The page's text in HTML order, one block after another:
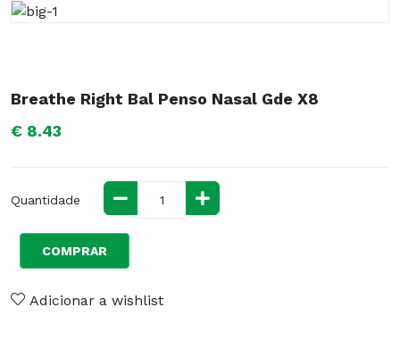
Breathe Right Bal Penso Nasal Gde X8
€ 8.43
Quantidade
COMPRAR
Adicionar a wishlist